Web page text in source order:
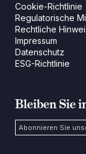
Cookie-Richtlinie
Regulatorische
Rechtliche
Impressum
Datenschutz
ESG-Richtlinie
Bleiben Sie